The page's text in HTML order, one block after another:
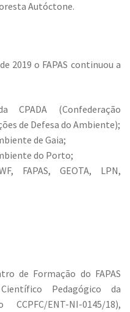
Autóctone.
2019 o FAPAS continuou a
CPADA (Confederação
de Defesa do Ambiente);
de Gaia;
do Porto;
FAPAS, GEOTA, LPN,
de Formação do FAPAS
Pedagógico da
ENT-NI-0145/18),